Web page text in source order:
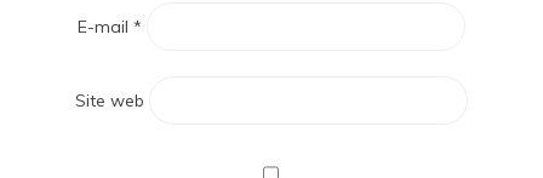
E-mail *
Site web